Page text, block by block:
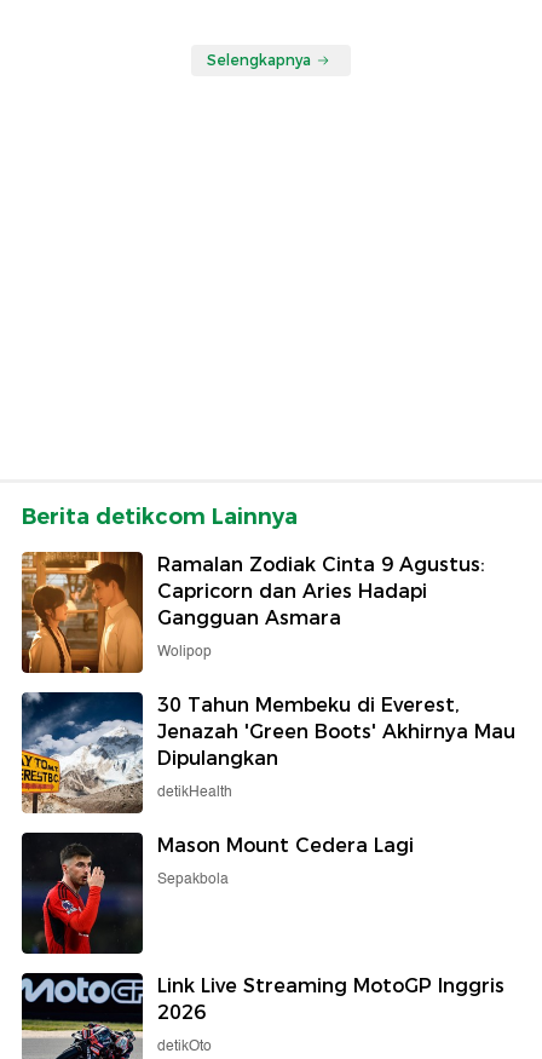
Selengkapnya
Berita detikcom Lainnya
Ramalan Zodiak Cinta 9 Agustus:
Capricorn dan Aries Hadapi
Gangguan Asmara
Wolipop
30 Tahun Membeku di Everest,
Jenazah 'Green Boots' Akhirnya Mau
Dipulangkan
detikHealth
Mason Mount Cedera Lagi
Sepakbola
Link Live Streaming MotoGP Inggris
2026
detikOto